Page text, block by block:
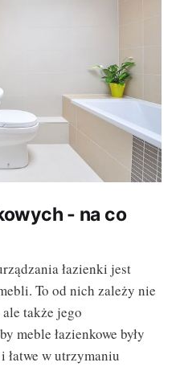
- na co
łazienki jest
To od nich zależy nie
także jego
meble łazienkowe były
łatwe w utrzymaniu